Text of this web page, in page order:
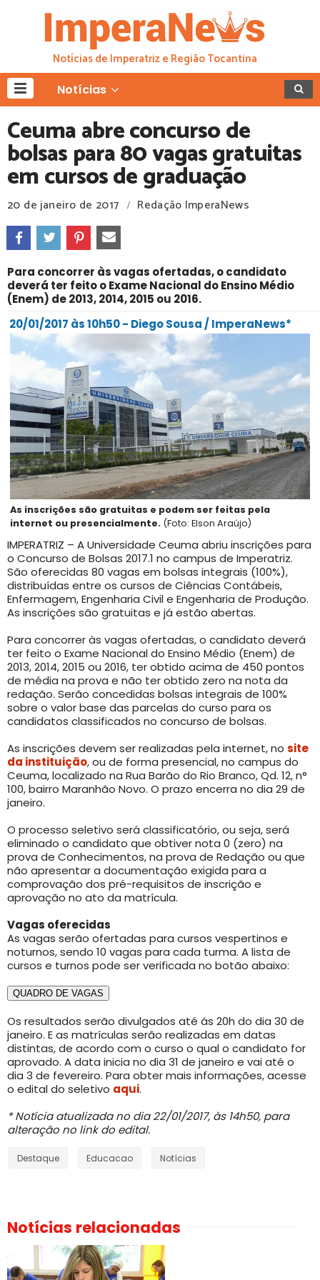
Notícias de Imperatriz e Região Tocantina
Notícias
Ceuma abre concurso de
bolsas para 80 vagas gratuitas
em cursos de graduação
20 de janeiro de 2017 / Redação ImperaNews
Para concorrer às vagas ofertadas, o candidato
deverá ter feito o Exame Nacional do Ensino Médio
(Enem) de 2013, 2014, 2015 ou 2016.
20/01/2017 às 10h50 - Diego Sousa / ImperaNews*
As inscrições são gratuitas e podem ser feitas pela
internet ou presencialmente. (Foto: Elson Araújo)
IMPERATRIZ – A Universidade Ceuma abriu inscrições para
o Concurso de Bolsas 2017.1 no campus de Imperatriz.
São oferecidas 80 vagas em bolsas integrais (100%),
distribuídas entre os cursos de Ciências Contábeis,
Enfermagem, Engenharia Civil e Engenharia de Produção.
As inscrições são gratuitas e já estão abertas.
Para concorrer às vagas ofertadas, o candidato deverá
ter feito o Exame Nacional do Ensino Médio (Enem) de
2013, 2014, 2015 ou 2016, ter obtido acima de 450 pontos
de média na prova e não ter obtido zero na nota da
redação. Serão concedidas bolsas integrais de 100%
sobre o valor base das parcelas do curso para os
candidatos classificados no concurso de bolsas.
As inscrições devem ser realizadas pela internet, no site
da instituição, ou de forma presencial, no campus do
Ceuma, localizado na Rua Barão do Rio Branco, Qd. 12, n°
100, bairro Maranhão Novo. O prazo encerra no dia 29 de
janeiro.
O processo seletivo será classificatório, ou seja, será
eliminado o candidato que obtiver nota 0 (zero) na
prova de Conhecimentos, na prova de Redação ou que
não apresentar a documentação exigida para a
comprovação dos pré-requisitos de inscrição e
aprovação no ato da matrícula.
Vagas oferecidas
As vagas serão ofertadas para cursos vespertinos e
noturnos, sendo 10 vagas para cada turma. A lista de
cursos e turnos pode ser verificada no botão abaixo:
QUADRO DE VAGAS
Os resultados serão divulgados até ás 20h do dia 30 de
janeiro. E as matrículas serão realizadas em datas
distintas, de acordo com o curso o qual o candidato for
aprovado. A data inicia no dia 31 de janeiro e vai até o
dia 3 de fevereiro. Para obter mais informações, acesse
o edital do seletivo aqui.
* Notícia atualizada no dia 22/01/2017, às 14h50, para
alteração no link do edital.
Destaque Educacao Notícias
Notícias relacionadas